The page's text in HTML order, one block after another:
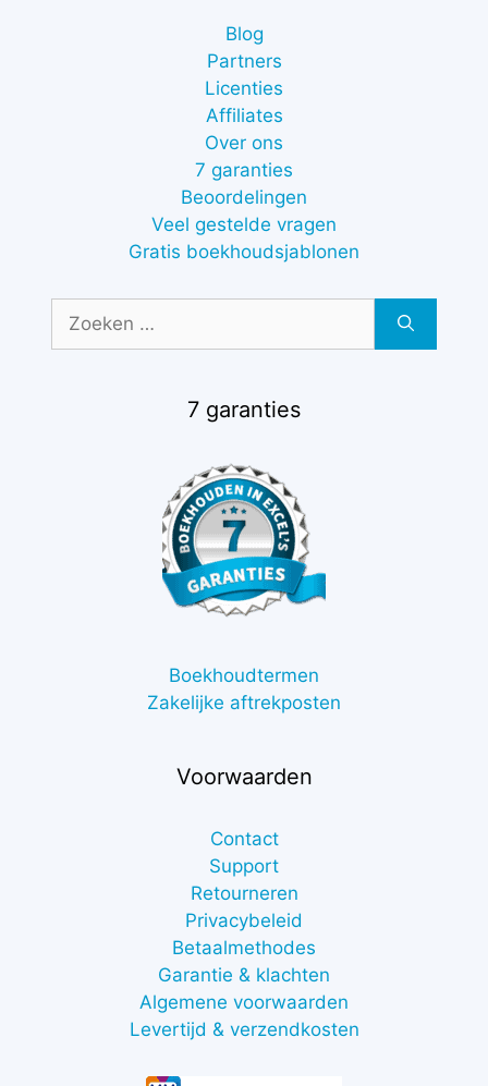
Blog
Partners
Licenties
Affiliates
Over ons
7 garanties
Beoordelingen
Veel gestelde vragen
Gratis boekhoudsjablonen
naar:
7 garanties
Boekhoudtermen
Zakelijke aftrekposten
Voorwaarden
Contact
Support
Retourneren
Privacybeleid
Betaalmethodes
Garantie & klachten
Algemene voorwaarden
Levertijd & verzendkosten